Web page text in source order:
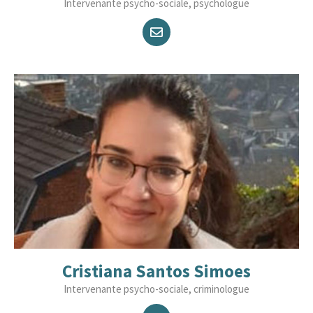
Intervenante psycho-sociale, psychologue
Cristiana Santos Simoes
Intervenante psycho-sociale, criminologue